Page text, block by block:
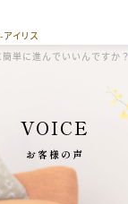
アイリス
簡単に進んでいいんですか？
VOICE
お客様の声